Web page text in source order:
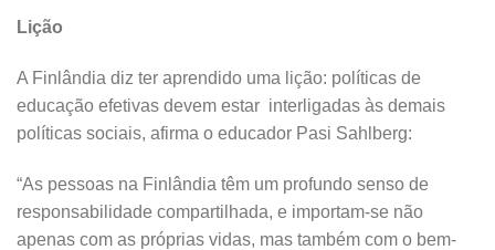
Lição
A Finlândia diz ter aprendido uma lição: políticas de
educação efetivas devem estar interligadas às demais
políticas sociais, afirma o educador Pasi Sahlberg:
“As pessoas na Finlândia têm um profundo senso de
responsabilidade compartilhada, e importam-se não
apenas com as próprias vidas, mas também com o bem-